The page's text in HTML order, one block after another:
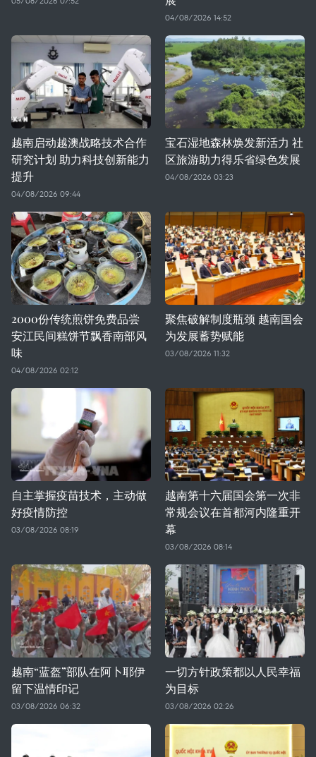
04/08/2026 14:52
越南启动越澳战略技术合作
研究计划 助力科技创新能力
提升
04/08/2026 09:44
宝石湿地森林焕发新活力 社
区旅游助力得乐省绿色发展
04/08/2026 03:23
2000份传统煎饼免费品尝
安江民间糕饼节飘香南部风
味
04/08/2026 02:12
聚焦破解制度瓶颈 越南国会
为发展蓄势赋能
03/08/2026 11:32
自主掌握疫苗技术，主动做
好疫情防控
03/08/2026 08:19
越南第十六届国会第一次非
常规会议在首都河内隆重开
幕
03/08/2026 08:14
越南“蓝盔”部队在阿卜耶伊
留下温情印记
03/08/2026 06:32
一切方针政策都以人民幸福
为目标
03/08/2026 02:26